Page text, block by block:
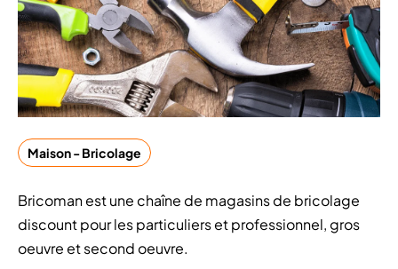
Maison - Bricolage
Bricoman est une chaîne de magasins de bricolage
discount pour les particuliers et professionnel, gros
oeuvre et second oeuvre.